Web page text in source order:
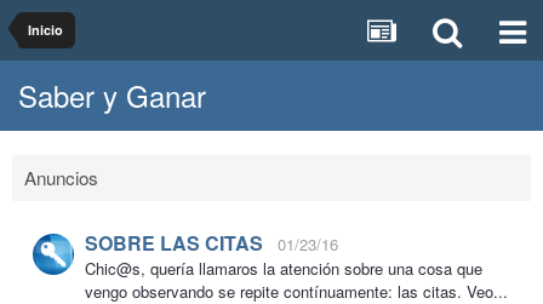
Inicio
Saber y Ganar
Anuncios
SOBRE LAS CITAS
01/23/16
Chic@s, quería llamaros la atención sobre una cosa que
vengo observando se repite contínuamente: las citas. Veo...